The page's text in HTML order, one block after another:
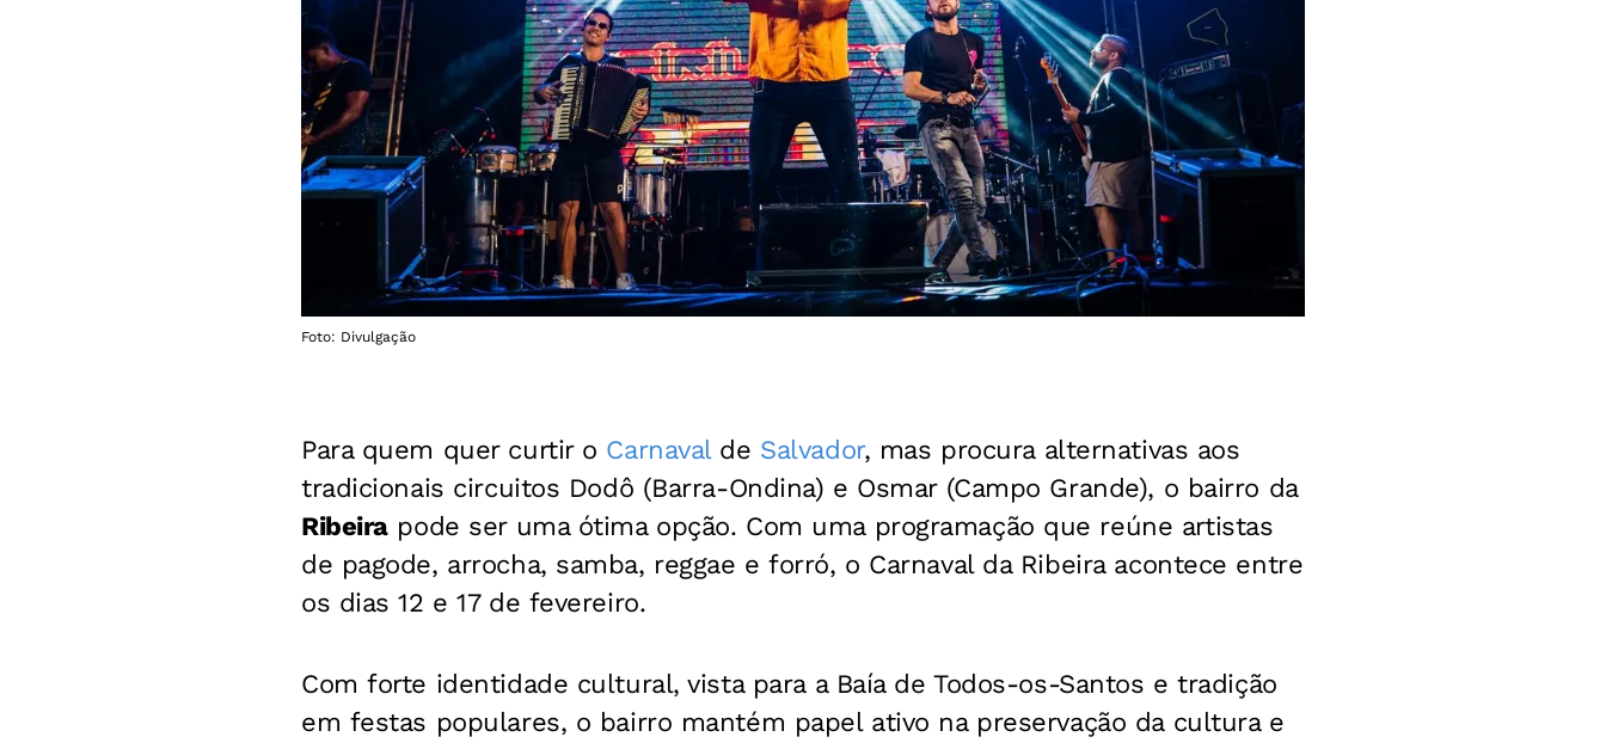
Foto: Divulgação
Para quem quer curtir o Carnavalde Salvador, mas procura alternativas aos
tradicionais circuitos Dodô (Barra-Ondina) e Osmar (Campo Grande), o bairro da
Ribeirapode ser uma ótima opção. Com uma programação que reúne artistas
de pagode, arrocha, samba, reggae e forró, o Carnaval da Ribeira acontece entre
os dias 12 e 17 de fevereiro.
Com forte identidade cultural, vista para a Baía de Todos-os-Santos e tradição
em festas populares, o bairro mantém papel ativo na preservação da cultura e